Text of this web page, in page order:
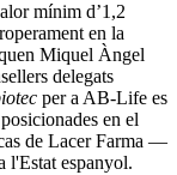
mínim d’1,2
en la
Miquel Àngel
delegats
per a AB-Life es
en el
de Lacer Farma —
l'Estat espanyol.